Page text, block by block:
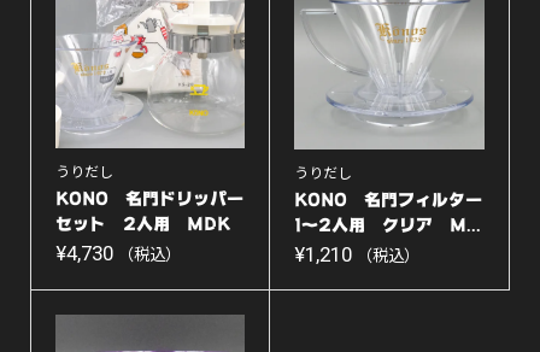
正】
個
うりだし
KONO 名門ドリッパー
セット 2人用 MDK
-...
¥4,730 （税込）
うりだし
KONO 名門フィルター
1〜2人用 クリア M...
¥1,210 （税込）